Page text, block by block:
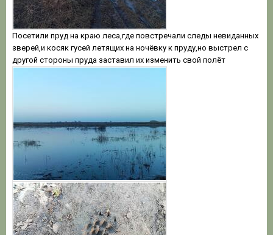
Посетили пруд на краю леса,где повстречали следы невиданных
зверей,и косяк гусей летящих на ночёвку к пруду,но выстрел с
другой стороны пруда заставил их изменить свой полёт